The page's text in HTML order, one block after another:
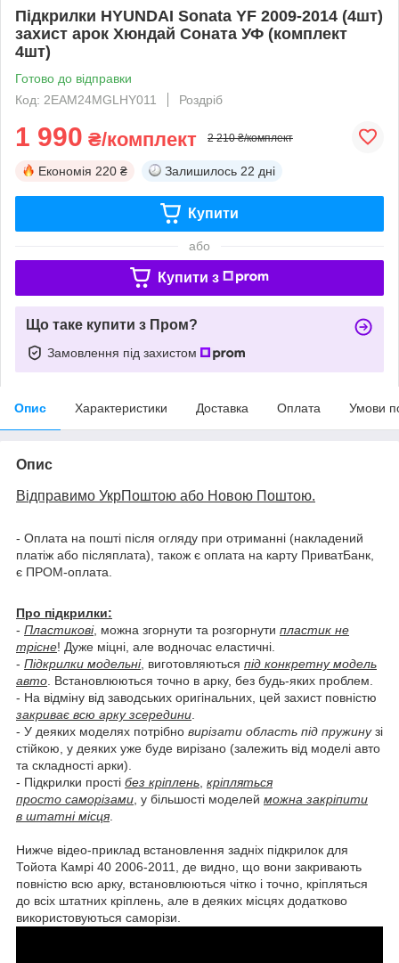
Підкрилки HYUNDAI Sonata YF 2009-2014 (4шт)
захист арок Хюндай Соната УФ (комплект
4шт)
Готово до відправки
Код: 2EAM24MGLHY011
Роздріб
1 990 ₴/комплект 2 210 ₴/комплект
Економія 220 ₴ Залишилось 22 дні
Купити
або
Купити з
Що таке купити з Пром?
Замовлення під захистом
Опис Характеристики Доставка Оплата Умови
Опис
Відправимо УкрПоштою або Новою Поштою.
- Оплата на пошті після огляду при отриманні (накладений
платіж або післяплата), також є оплата на карту ПриватБанк,
є ПРОМ-оплата.
Про підкрилки:
- Пластикові, можна згорнути та розгорнути пластик не
трісне! Дуже міцні, але водночас еластичні.
- Підкрилки модельні, виготовляються під конкретну модель
авто . Встановлюються точно в арку, без будь-яких проблем.
- На відміну від заводських оригінальних, цей захист повністю
закриває всю арку зсередини
- У деяких моделях потрібно вирізати область під пружинузі
стійкою, у деяких уже буде вирізано (залежить від моделі авто
та складності арки).
- Підкрилки прості без кріплень кріпляться
просто саморізами , у більшості моделей можна закріпити
в штатні місця
Нижче відео-приклад встановлення задніх підкрилок для
Тойота Камрі 40 2006-2011, де видно, що вони закривають
повністю всю арку, встановлюються чітко і точно, кріпляться
до всіх штатних кріплень, але в деяких місцях додатково
використовуються саморізи.